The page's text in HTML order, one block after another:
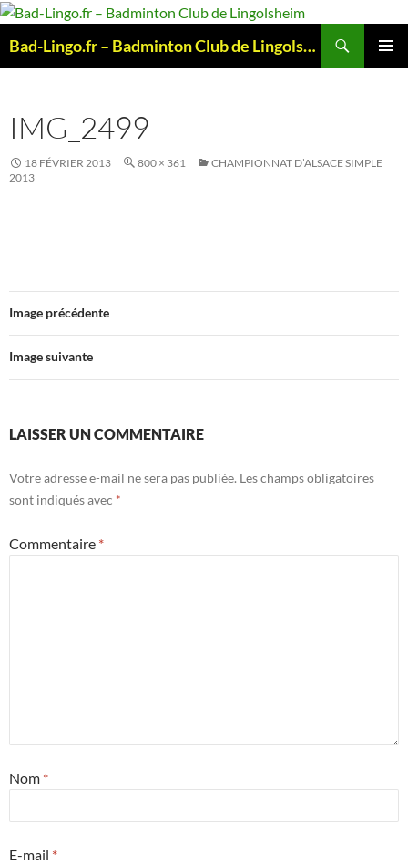
Aller
contenu
Bad-Lingo.fr – Badminton Club de Lingolsheim
IMG_2499
18 FÉVRIER 2013 800 × 361
CHAMPIONNAT D’ALSACE SIMPLE
2013
Image précédente
Image suivante
LAISSER UN COMMENTAIRE
Votre adresse e-mail ne sera pas publiée. Les champs obligatoires
sont indiqués avec *
Commentaire *
Nom *
E-mail *